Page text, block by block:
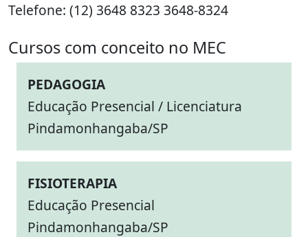
Telefone: (12) 3648 8323 3648-8324
Cursos com conceito no MEC
PEDAGOGIA
Educação Presencial / Licenciatura
Pindamonhangaba/SP
FISIOTERAPIA
Educação Presencial
Pindamonhangaba/SP